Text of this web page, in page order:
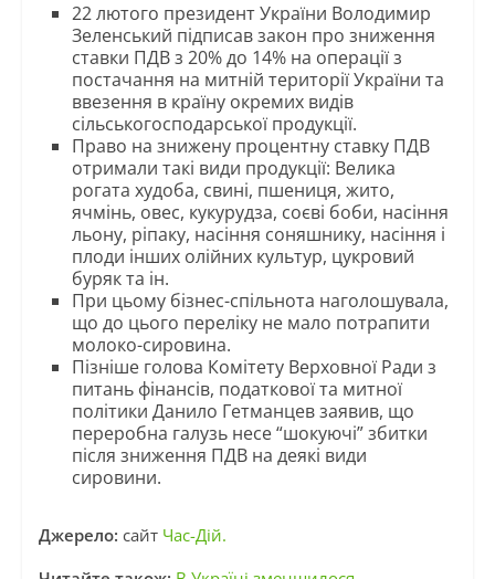
22 лютого президент України Володимир
Зеленський підписав закон про зниження
ставки ПДВ з 20% до 14% на операції з
постачання на митній території України та
ввезення в країну окремих видів
сільськогосподарської продукції.
Право на знижену процентну ставку ПДВ
отримали такі види продукції: Велика
рогата худоба, свині, пшениця, жито,
ячмінь, овес, кукурудза, соєві боби, насіння
льону, ріпаку, насіння соняшнику, насіння і
плоди інших олійних культур, цукровий
буряк та ін.
При цьому бізнес-спільнота наголошувала,
що до цього переліку не мало потрапити
молоко-сировина.
Пізніше голова Комітету Верховної Ради з
питань фінансів, податкової та митної
політики Данило Гетманцев заявив, що
переробна галузь несе “шокуючі” збитки
після зниження ПДВ на деякі види
сировини.
Джерело: сайт Час-Дій.